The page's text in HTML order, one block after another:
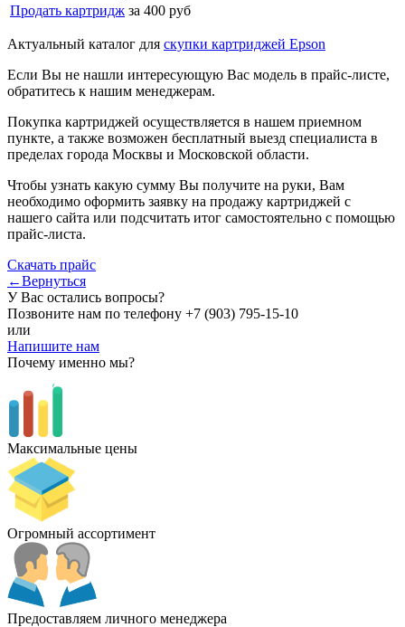
Продать картридж за 400 руб
Актуальный каталог для скупки картриджей Epson
Если Вы не нашли интересующую Вас модель в прайс-листе,
обратитесь к нашим менеджерам.
Покупка картриджей осуществляется в нашем приемном
пункте, а также возможен бесплатный выезд специалиста в
пределах города Москвы и Московской области.
Чтобы узнать какую сумму Вы получите на руки, Вам
необходимо оформить заявку на продажу картриджей с
нашего сайта или подсчитать итог самостоятельно с помощью
прайс-листа.
Скачать прайс
←Вернуться
У Вас остались вопросы?
Позвоните нам по телефону +7 (903) 795-15-10
или
Напишите нам
Почему именно мы?
Максимальные цены
Огромный ассортимент
Предоставляем личного менеджера